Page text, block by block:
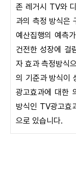
존 레거시 TV와
과의 측정 방식은
예산집행의 예측
건전한 성장에 걸
자 효과 측정방식
의 기준과 방식이
광고효과에 대한
방식인 TV광고효
으로 있습니다.